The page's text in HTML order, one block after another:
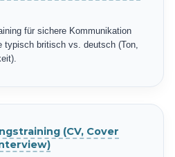
für sichere Kommunikation
britisch vs. deutsch (Ton,
(CV, Cover